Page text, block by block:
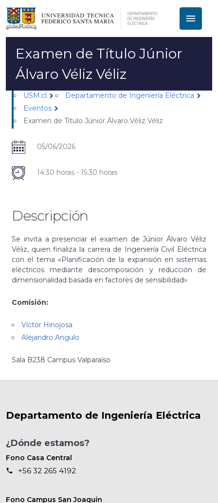
menu
Examen de Título Júnior
Álvaro Véliz Véliz
USM.cl chevron_right Departamento de Ingeniería Eléctrica chevron_right
Eventos chevron_right
Examen de Título Júnior Álvaro Véliz Véliz
05/06/2026
14:30 horas - 15:30 horas
Descripción
Se invita a presenciar el examen de Júnior Álvaro Véliz
Véliz, quien finaliza la carrera de Ingeniería Civil Eléctrica
con el tema «Planificación de la expansión en sistemas
eléctricos mediante descomposición y reducción de
dimensionalidad basada en factores de sensibilidad»
Comisión:
Víctor Hinojosa
Alejandro Angulo
Sala B238 Campus Valparaíso
Departamento de Ingeniería Eléctrica
¿Dónde estamos?
Fono Casa Central
+56 32 265 4192
Fono Campus San Joaquín